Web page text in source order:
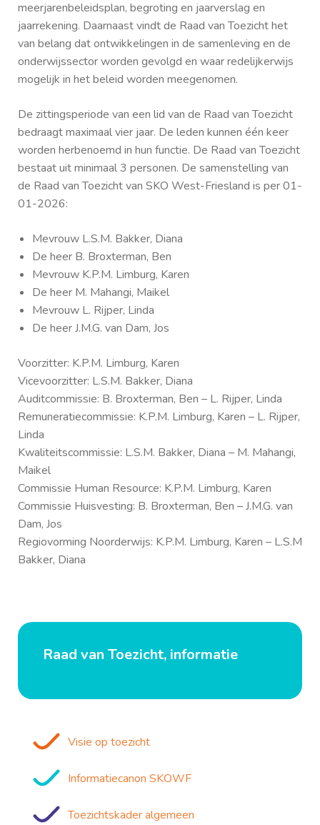
meerjarenbeleidsplan, begroting en jaarverslag en
jaarrekening. Daarnaast vindt de Raad van Toezicht het
van belang dat ontwikkelingen in de samenleving en de
onderwijssector worden gevolgd en waar redelijkerwijs
mogelijk in het beleid worden meegenomen.
De zittingsperiode van een lid van de Raad van Toezicht
bedraagt maximaal vier jaar. De leden kunnen één keer
worden herbenoemd in hun functie. De Raad van Toezicht
bestaat uit minimaal 3 personen. De samenstelling van
de Raad van Toezicht van SKO West-Friesland is per 01-
01-2026:
Mevrouw L.S.M. Bakker, Diana
De heer B. Broxterman, Ben
Mevrouw K.P.M. Limburg, Karen
De heer M. Mahangi, Maikel
Mevrouw L. Rijper, Linda
De heer J.M.G. van Dam, Jos
Voorzitter: K.P.M. Limburg, Karen
Vicevoorzitter: L.S.M. Bakker, Diana
Auditcommissie: B. Broxterman, Ben – L. Rijper, Linda
Remuneratiecommissie: K.P.M. Limburg, Karen – L. Rijper,
Linda
Kwaliteitscommissie: L.S.M. Bakker, Diana – M. Mahangi,
Maikel
Commissie Human Resource: K.P.M. Limburg, Karen
Commissie Huisvesting: B. Broxterman, Ben – J.M.G. van
Dam, Jos
Regiovorming Noorderwijs: K.P.M. Limburg, Karen – L.S.M
Bakker, Diana
Raad van Toezicht, informatie
Visie op toezicht
Informatiecanon SKOWF
Toezichtskader algemeen